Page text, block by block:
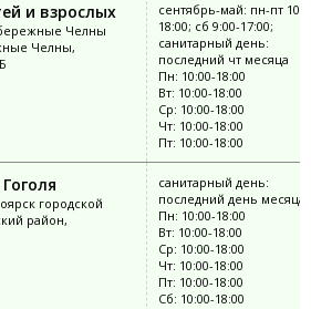
и взрослых
Челны
Челны,
сентябрь-май: пн-пт
18:00; сб 9:00-17:00;
санитарный день:
последний чт месяца
Пн: 10:00-18:00
Вт: 10:00-18:00
Ср: 10:00-18:00
Чт: 10:00-18:00
Пт: 10:00-18:00
городской
район,
санитарный день:
последний день месяца
Пн: 10:00-18:00
Вт: 10:00-18:00
Ср: 10:00-18:00
Чт: 10:00-18:00
Пт: 10:00-18:00
Сб: 10:00-18:00